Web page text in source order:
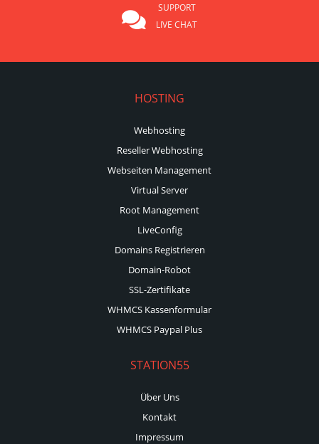
SUPPORT
LIVE CHAT
HOSTING
Webhosting
Reseller Webhosting
Webseiten Management
Virtual Server
Root Management
LiveConfig
Domains Registrieren
Domain-Robot
SSL-Zertifikate
WHMCS Kassenformular
WHMCS Paypal Plus
STATION55
Über Uns
Kontakt
Impressum